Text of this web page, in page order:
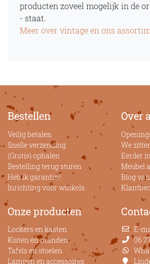
producten zoveel mogelijk in de
- staat.
Meer over vintage en ons
Bestellen
Veilig betalen
Snelle verzending
(Gratis) ophalen
Bestelling terug sturen
Heb ik garantie?
Inrichting voor winkels
Over
We
Eerder
Meubel
Blog
Onze producten
Lockers en kasten
Kisten en manden
Tafels en stoelen
Lampen en accessoires
E-
06